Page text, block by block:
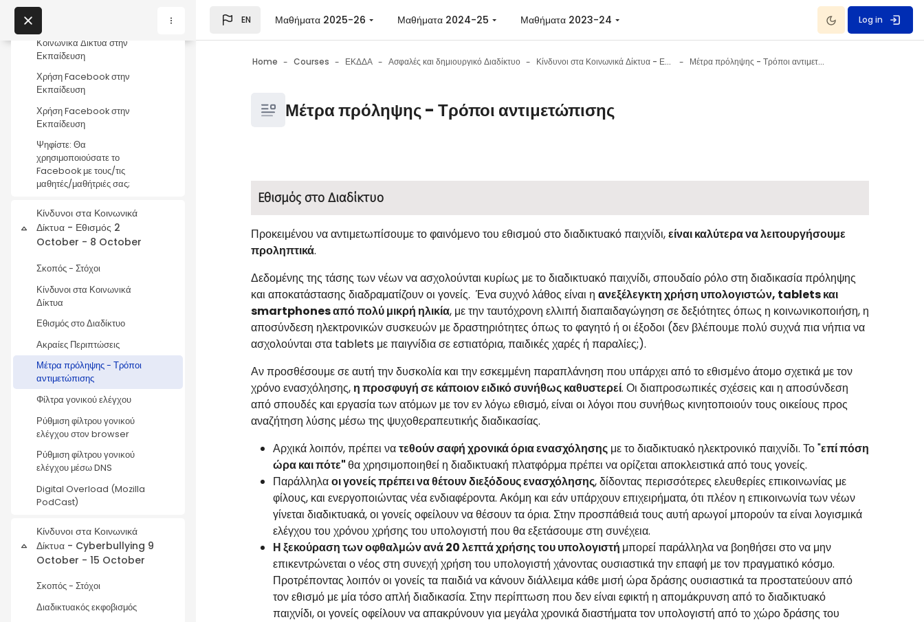
BlocksMy Courses
Blocks
Κοινωνικά Δίκτυα στην
Κοινωνικά Δίκτυα στην
Εκπαίδευση
Χρήση Facebook στην
Εκπαίδευση
Χρήση Facebook στην
Εκπαίδευση
Ψηφίστε: Θα
χρησιμοποιούσατε το
Facebook με τους/τις
μαθητές/μαθήτριές σας;
Collapse
Κίνδυνοι στα Κοινωνικά
Δίκτυα - Εθισμός 2
October - 8 October
Σκοπός - Στόχοι
Κίνδυνοι στα Κοινωνικά
Δίκτυα
Εθισμός στο Διαδίκτυο
Ακραίες Περιπτώσεις
Μέτρα πρόληψης - Τρόποι
αντιμετώπισης
Φίλτρα γονικού ελέγχου
Ρύθμιση φίλτρου γονικού
ελέγχου στον browser
Ρύθμιση φίλτρου γονικού
ελέγχου μέσω DNS
Digital Overload (Mozilla
PodCast)
Collapse
Κίνδυνοι στα Κοινωνικά
Δίκτυα - Cyberbullying 9
October - 15 October
Σκοπός - Στόχοι
Διαδικτυακός εκφοβισμός
EN Μαθήματα 2025-26 Μαθήματα 2024-25 Μαθήματα 2023-24 Dark Mode
Log in
Home Courses ΕΚΔΔΑ Ασφαλές και δημιουργικό Διαδίκτυο Κίνδυνοι στα Κοινωνικά Δίκτυα - Εθισμός 2 October - 8 October Μέτρα πρόληψης - Τρόποι αντιμετώπισης
BlocksΜέτρα πρόληψης - Τρόποι αντιμετώπισης
Blocks
Εθισμός στο Διαδίκτυο
Προκειμένου να αντιμετωπίσουμε το φαινόμενο του εθισμού στο διαδικτυακό παιχνίδι,είναι καλύτερα να λειτουργήσουμε
προληπτικά.
Δεδομένης της τάσης των νέων να ασχολούνται κυρίως με το διαδικτυακό παιχνίδι, σπουδαίο ρόλο στη διαδικασία πρόληψης
και αποκατάστασης διαδραματίζουν οι γονείς. Ένα συχνό λάθος είναι η ανεξέλεγκτη χρήση υπολογιστών, tablets και
smartphones από πολύ μικρή ηλικία, με την ταυτόχρονη ελλιπή διαπαιδαγώγηση σε δεξιότητες όπως η κοινωνικοποιήση, η
αποσύνδεση ηλεκτρονικών συσκευών με δραστηριότητες όπως το φαγητό ή οι έξοδοι (δεν βλέπουμε πολύ συχνά πια νήπια να
ασχολούνται στα tablets με παιγνίδια σε εστιατόρια, παιδικές χαρές ή παραλίες;).
Αν προσθέσουμε σε αυτή την δυσκολία και την εσκεμμένη παραπλάνηση που υπάρχει από το εθισμένο άτομο σχετικά με τον
χρόνο ενασχόλησης, η προσφυγή σε κάποιον ειδικό συνήθως καθυστερεί. Οι διαπροσωπικές σχέσεις και η αποσύνδεση
από σπουδές και εργασία των ατόμων με τον εν λόγω εθισμό, είναι οι λόγοι που συνήθως κινητοποιούν τους οικείους προς
αναζήτηση λύσης μέσω της ψυχοθεραπευτικής διαδικασίας.
Αρχικά λοιπόν, πρέπει νατεθούν σαφή χρονικά όρια ενασχόλησης με το διαδικτυακό ηλεκτρονικό παιχνίδι. Το "επί πόση
ώρα και πότε"θα χρησιμοποιηθεί η διαδικτυακή πλατφόρμα πρέπει να ορίζεται αποκλειστικά από τους γονείς.
Παράλληλαοι γονείς πρέπει να θέτουν διεξόδους ενασχόλησης, δίδοντας περισσότερες ελευθερίες επικοινωνίας με
φίλους, και ενεργοποιώντας νέα ενδιαφέροντα. Ακόμη και εάν υπάρχουν επιχειρήματα, ότι πλέον η επικοινωνία των νέων
γίνεται διαδικτυακά, οι γονείς οφείλουν να θέσουν τα όρια. Στην προσπάθειά τους αυτή αρωγοί μπορούν τα είναι λογισμικά
ελέγχου του χρόνου χρήσης του υπολογιστή που θα εξετάσουμε στη συνέχεια.
Η ξεκούραση των οφθαλμών ανά 20 λεπτά χρήσης του υπολογιστή μπορεί παράλληλα να βοηθήσει στο να μην
επικεντρώνεται ο νέος στη συνεχή χρήση του υπολογιστή χάνοντας ουσιαστικά την επαφή με τον πραγματικό κόσμο.
Προτρέποντας λοιπόν οι γονείς τα παιδιά να κάνουν διάλλειμα κάθε μισή ώρα δράσης ουσιαστικά τα προστατεύουν από
τον εθισμό με μία τόσο απλή διαδικασία. Στην περίπτωση που δεν είναι εφικτή η απομάκρυνση από το διαδικτυακό
παιχνίδι, οι γονείς οφείλουν να απακρύνουν για μεγάλα χρονικά διαστήματα τον υπολογιστή από το χώρο δράσης του